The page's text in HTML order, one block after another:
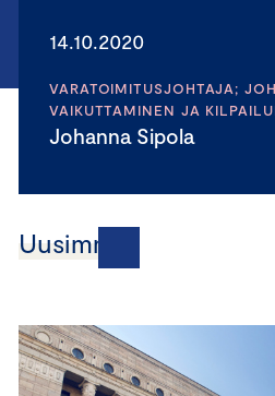
14.10.2020
VARATOIMITUSJOHTAJA;
VAIKUTTAMINEN JA
Johanna Sipola
Uusimmat